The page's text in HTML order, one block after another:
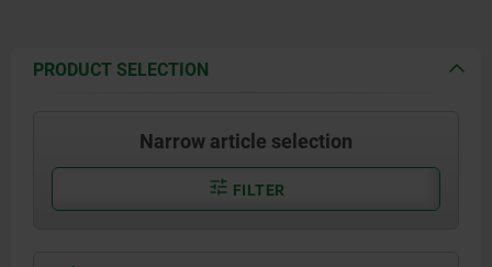
PRODUCT SELECTION
Narrow article selection
FILTER